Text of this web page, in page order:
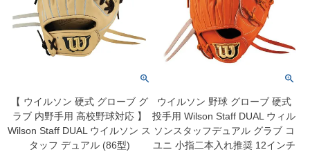
【 ウイルソン 硬式 グローブ グ
ラブ 内野手用 高校野球対応 】
Wilson Staff DUAL ウイルソン ス
タッフ デュアル (86型)
ウイルソン 野球 グローブ 硬式
投手用 Wilson Staff DUAL ウィル
ソンスタッフデュアル グラブ コ
ユニ 小指二本入れ推奨 12インチ